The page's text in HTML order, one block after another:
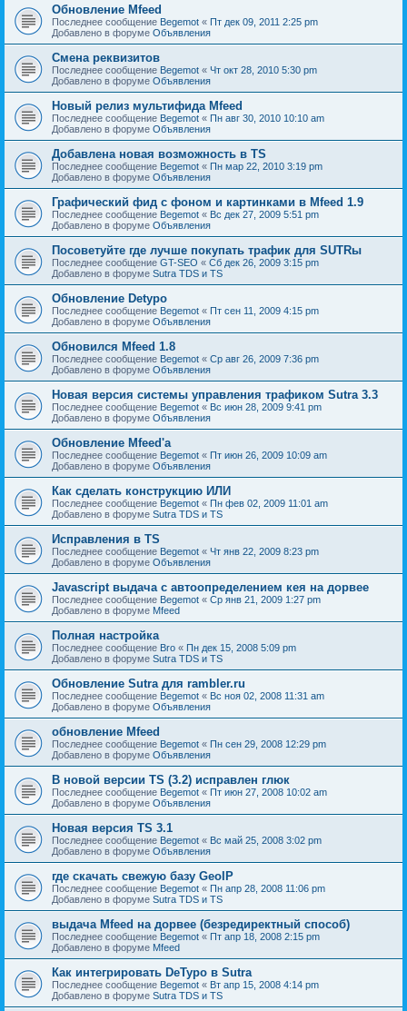
Обновление Mfeed
Последнее сообщение Begemot « Пт дек 09, 2011 2:25 pm
Добавлено в форуме Объявления
Смена реквизитов
Последнее сообщение Begemot « Чт окт 28, 2010 5:30 pm
Добавлено в форуме Объявления
Новый релиз мультифида Mfeed
Последнее сообщение Begemot « Пн авг 30, 2010 10:10 am
Добавлено в форуме Объявления
Добавлена новая возможность в TS
Последнее сообщение Begemot « Пн мар 22, 2010 3:19 pm
Добавлено в форуме Объявления
Графический фид с фоном и картинками в Mfeed 1.9
Последнее сообщение Begemot « Вс дек 27, 2009 5:51 pm
Добавлено в форуме Объявления
Посоветуйте где лучше покупать трафик для SUTRы
Последнее сообщение GT-SEO « Сб дек 26, 2009 3:15 pm
Добавлено в форуме Sutra TDS и TS
Обновление Detypo
Последнее сообщение Begemot « Пт сен 11, 2009 4:15 pm
Добавлено в форуме Объявления
Обновился Mfeed 1.8
Последнее сообщение Begemot « Ср авг 26, 2009 7:36 pm
Добавлено в форуме Объявления
Новая версия системы управления трафиком Sutra 3.3
Последнее сообщение Begemot « Вс июн 28, 2009 9:41 pm
Добавлено в форуме Объявления
Обновление Mfeed'а
Последнее сообщение Begemot « Пт июн 26, 2009 10:09 am
Добавлено в форуме Объявления
Как сделать конструкцию ИЛИ
Последнее сообщение Begemot « Пн фев 02, 2009 11:01 am
Добавлено в форуме Sutra TDS и TS
Исправления в TS
Последнее сообщение Begemot « Чт янв 22, 2009 8:23 pm
Добавлено в форуме Объявления
Javascript выдача с автоопределением кея на дорвее
Последнее сообщение Begemot « Ср янв 21, 2009 1:27 pm
Добавлено в форуме Mfeed
Полная настройка
Последнее сообщение Bro « Пн дек 15, 2008 5:09 pm
Добавлено в форуме Sutra TDS и TS
Обновление Sutra для rambler.ru
Последнее сообщение Begemot « Вс ноя 02, 2008 11:31 am
Добавлено в форуме Объявления
обновление Mfeed
Последнее сообщение Begemot « Пн сен 29, 2008 12:29 pm
Добавлено в форуме Объявления
В новой версии TS (3.2) исправлен глюк
Последнее сообщение Begemot « Пт июн 27, 2008 10:02 am
Добавлено в форуме Объявления
Новая версия TS 3.1
Последнее сообщение Begemot « Вс май 25, 2008 3:02 pm
Добавлено в форуме Объявления
где скачать свежую базу GeoIP
Последнее сообщение Begemot « Пн апр 28, 2008 11:06 pm
Добавлено в форуме Sutra TDS и TS
выдача Mfeed на дорвее (безредиректный способ)
Последнее сообщение Begemot « Пт апр 18, 2008 2:15 pm
Добавлено в форуме Mfeed
Как интегрировать DeTypo в Sutra
Последнее сообщение Begemot « Вт апр 15, 2008 4:14 pm
Добавлено в форуме Sutra TDS и TS